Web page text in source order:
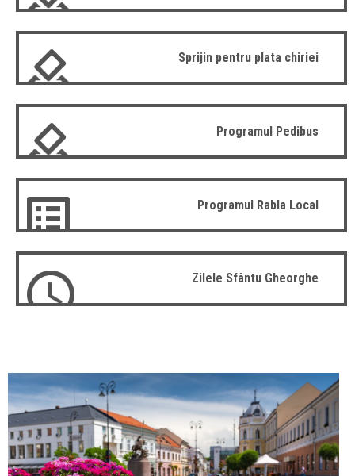
Sprijin pentru plata chiriei
Programul Pedibus
Programul Rabla Local
Zilele Sfântu Gheorghe